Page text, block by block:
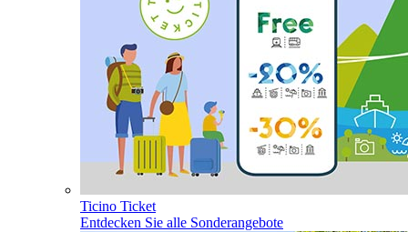
Ticino Ticket
Entdecken Sie alle Sonderangebote